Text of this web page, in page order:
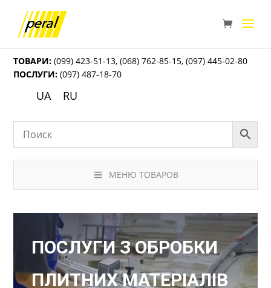
ТОВАРИ: (099) 423-51-13,(068) 762-85-15,(097) 445-02-80
ПОСЛУГИ: (097) 487-18-70
UA RU
МЕНЮ ТОВАРОВ
ПОСЛУГИ З ОБРОБКИ
ПЛИТНИХ МАТЕРІАЛІВ